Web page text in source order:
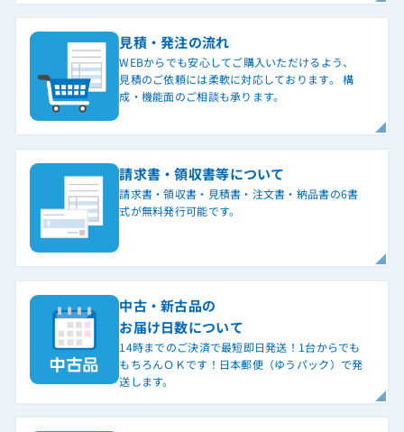
見積・発注の流れ
WEBからでも安心してご購入いただけるよう、
見積のご依頼には柔軟に対応しております。 構
成・機能面のご相談も承ります。
請求書・領収書等について
請求書・領収書・見積書・注文書・納品書の6書
式が無料発行可能です。
中古・新古品の
お届け日数について
14時までのご決済で最短即日発送！1台からでも
もちろんＯＫです！日本郵便（ゆうパック）で発
送します。